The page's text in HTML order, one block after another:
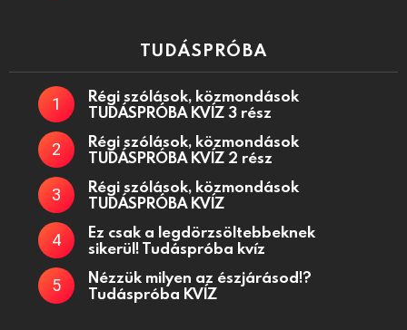
TUDÁSPRÓBA
Régi szólások, közmondások
TUDÁSPRÓBA KVÍZ 3 rész
Régi szólások, közmondások
TUDÁSPRÓBA KVÍZ 2 rész
Régi szólások, közmondások
TUDÁSPRÓBA KVÍZ
Ez csak a legdörzsöltebbeknek
sikerül! Tudáspróba kvíz
Nézzük milyen az észjárásod!?
Tudáspróba KVÍZ